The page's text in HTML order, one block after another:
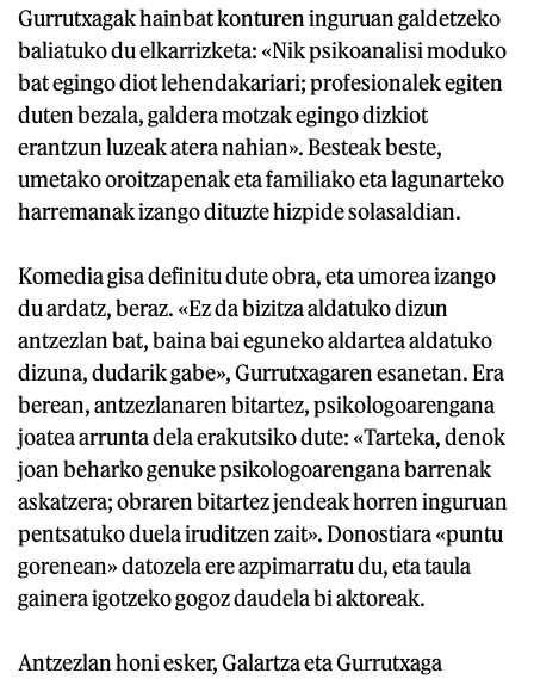
Gurrutxagak hainbat konturen inguruan galdetzeko
baliatuko du elkarrizketa: «Nik psikoanalisi moduko
bat egingo diot lehendakariari; profesionalek egiten
duten bezala, galdera motzak egingo dizkiot
erantzun luzeak atera nahian». Besteak beste,
umetako oroitzapenak eta familiako eta lagunarteko
harremanak izango dituzte hizpide solasaldian.
Komedia gisa definitu dute obra, eta umorea izango
du ardatz, beraz. «Ez da bizitza aldatuko dizun
antzezlan bat, baina bai eguneko aldartea aldatuko
dizuna, dudarik gabe», Gurrutxagaren esanetan. Era
berean, antzezlanaren bitartez, psikologoarengana
joatea arrunta dela erakutsiko dute: «Tarteka, denok
joan beharko genuke psikologoarengana barrenak
askatzera; obraren bitartez jendeak horren inguruan
pentsatuko duela iruditzen zait». Donostiara «puntu
gorenean» datozela ere azpimarratu du, eta taula
gainera igotzeko gogoz daudela bi aktoreak.
Antzezlan honi esker, Galartza eta Gurrutxaga